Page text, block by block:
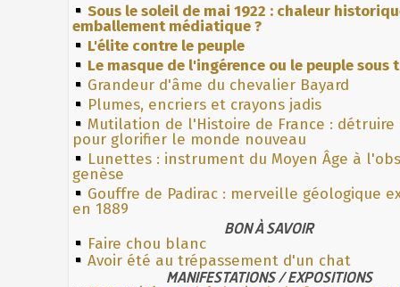
Sous le soleil de mai 1922 : chaleur
emballement médiatique ?
L'élite contre le peuple
Le masque de l'ingérence ou le peuple sous
Grandeur d'âme du chevalier Bayard
Plumes, encriers et crayons jadis
Mutilation de l'Histoire de France : détruire
pour glorifier le monde nouveau
Lunettes : instrument du Moyen Âge à
genèse
Gouffre de Padirac : merveille géologique
en 1889
BON À SAVOIR
Faire chou blanc
Avoir été au trépassement d'un chat
MANIFESTATIONS / EXPOSITIONS